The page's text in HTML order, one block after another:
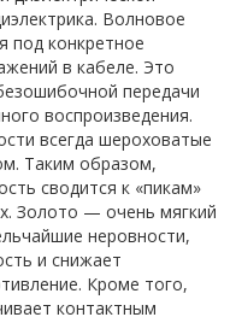
Волновое
под конкретное
в кабеле. Это
передачи
воспроизведения.
всегда шероховатые
Таким образом,
сводится к «пикам»
Золото — очень мягкий
неровности,
и снижает
Кроме того,
контактным